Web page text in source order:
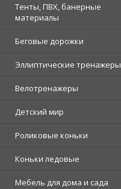
Тенты, ПВХ, банерные
материалы
Беговые дорожки
Эллиптические тренажеры
Велотренажеры
Детский мир
Роликовые коньки
Коньки ледовые
Мебель для дома и сада